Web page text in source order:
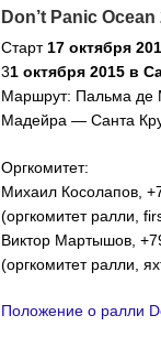
Don’t Panic Ocean
Старт 17 октября
31 октября 2015 в
Маршрут: Пальма
Мадейра — Санта
Оргкомитет:
Михаил Косолапов,
(оргкомитет ралли,
Виктор Мартышов,
(оргкомитет ралли,
Положение о ралли